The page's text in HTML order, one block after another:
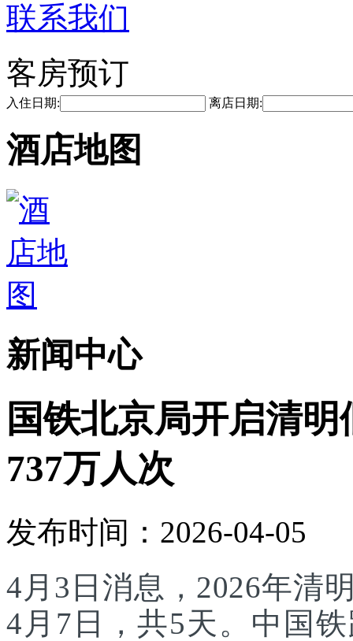
联系我们
客房预订
入住日期: 离店日期:
酒店地图
新闻中心
国铁北京局开启清
737万人次
发布时间：2026-04-05
4月3日消息，2026年清
4月7日，共5天。中国